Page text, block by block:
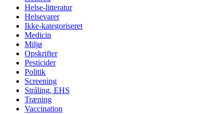
Helse-litteratur
Helsevarer
Ikke-kategoriseret
Medicin
Miljø
Opskrifter
Pesticider
Politik
Screening
Stråling, EHS
Træning
Vaccination